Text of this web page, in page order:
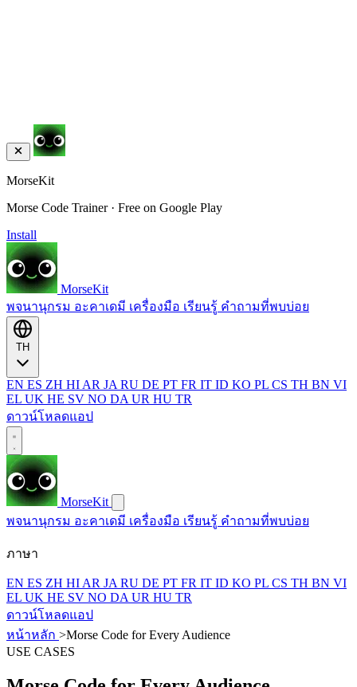
MorseKit
Morse Code Trainer · Free on Google Play
Install
MorseKit
พจนานุกรม อะคาเดมี เครื่องมือ เรียนรู้ คำถามที่พบบ่อย
EN ES ZH HI AR JA RU DE PT FR IT ID KO PL CS TH BN VI
EL UK HE SV NO DA UR HU TR
ดาวน์โหลดแอป
MorseKit
พจนานุกรม อะคาเดมี เครื่องมือ เรียนรู้ คำถามที่พบบ่อย
ภาษา
EN ES ZH HI AR JA RU DE PT FR IT ID KO PL CS TH BN VI
EL UK HE SV NO DA UR HU TR
ดาวน์โหลดแอป
หน้าหลัก >Morse Code for Every Audience
USE CASES